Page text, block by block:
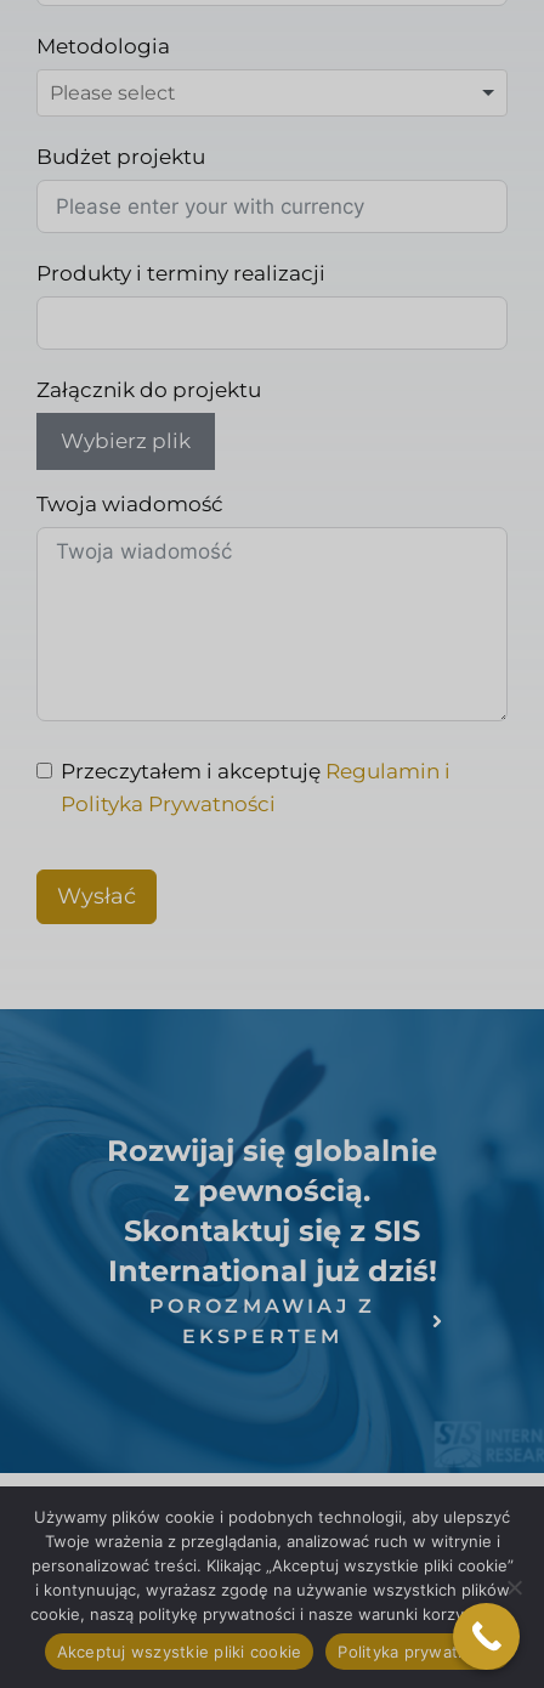
Metodologia
Budżet projektu
Produkty i terminy realizacji
Załącznik do projektu
Wybierz plik
Twoja wiadomość
Przeczytałem i akceptuję Regulamin i
Polityka Prywatności
Wysłać
Rozwijaj się globalnie
z pewnością.
Skontaktuj się z SIS
International już dziś!
POROZMAWIAJ Z
EKSPERTEM
Używamy plików cookie i podobnych technologii, aby ulepszyć
Twoje wrażenia z przeglądania, analizować ruch w witrynie i
personalizować treści. Klikając „Akceptuj wszystkie pliki cookie”
i kontynuując, wyrażasz zgodę na używanie wszystkich plików
cookie, naszą politykę prywatności i nasze warunki korzystania.
Akceptuj wszystkie pliki cookie
Polityka prywatności